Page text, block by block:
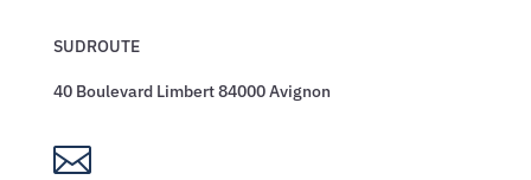
SUDROUTE
40 Boulevard Limbert 84000 Avignon
